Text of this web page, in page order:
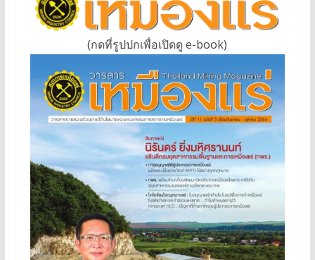
(กดที่รูปปกเพื่อเปิดดู e-book)